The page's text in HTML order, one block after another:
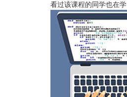
看过该课程的同学也在学